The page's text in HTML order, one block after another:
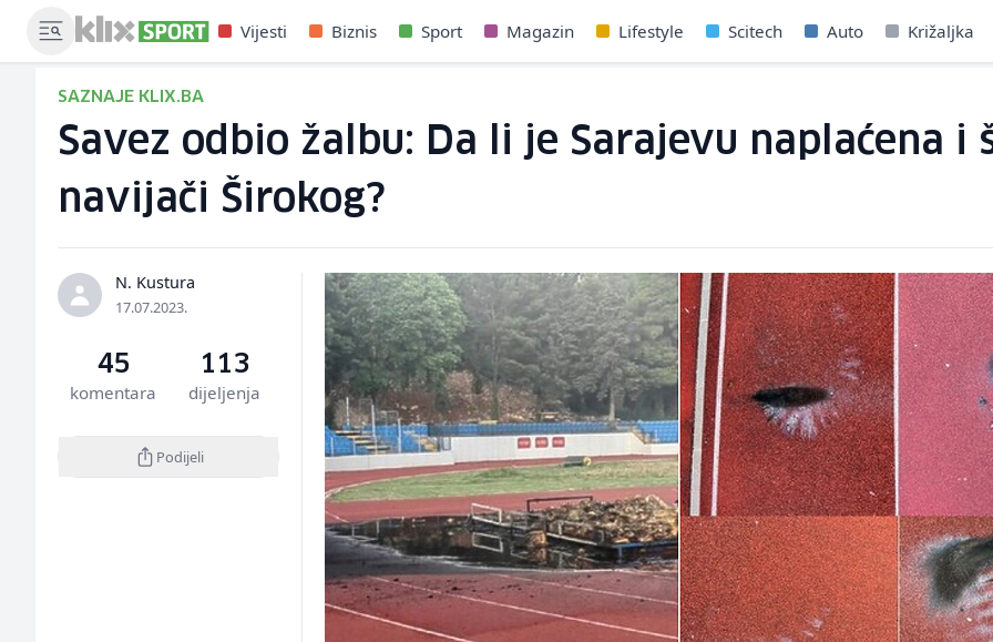
Vijesti Biznis Sport Magazin Lifestyle Scitech Auto Križaljka
SAZNAJE KLIX.BA
Savez odbio žalbu: Da li je Sarajevu naplaćena
navijači Širokog?
N. Kustura
17.07.2023.
45
komentara
113
dijeljenja
Podijeli